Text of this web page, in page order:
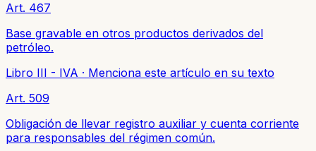
Art. 467
Base gravable en otros productos derivados del
petróleo.
Libro III - IVA · Menciona este artículo en su texto
Art. 509
Obligación de llevar registro auxiliar y cuenta corriente
para responsables del régimen común.